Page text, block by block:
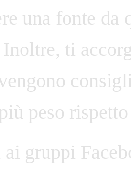
una fonte da
ti
peso
gruppi